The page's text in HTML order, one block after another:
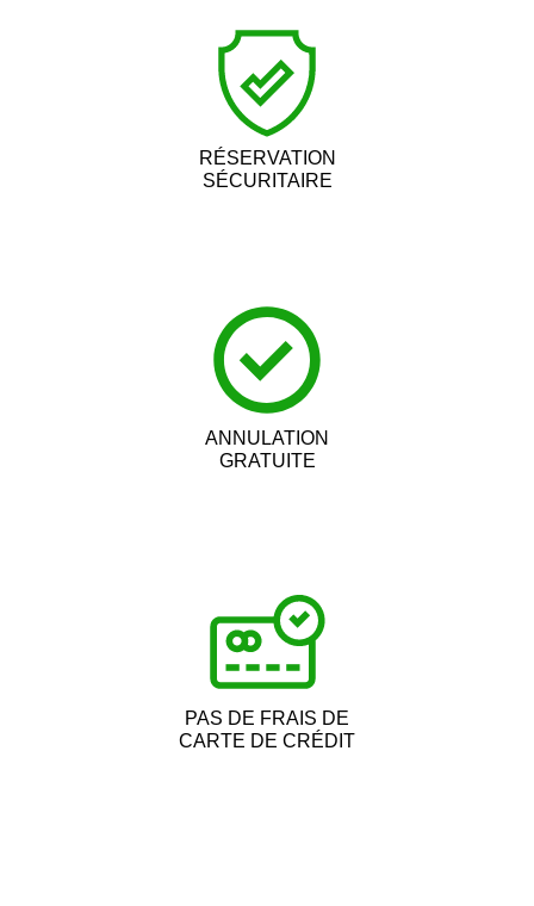
RÉSERVATION
SÉCURITAIRE
ANNULATION
GRATUITE
PAS DE FRAIS DE
CARTE DE CRÉDIT